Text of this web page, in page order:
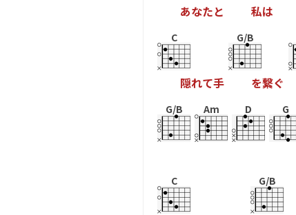
あなたと 私は
C
隠れて手
G/B
を繋ぐ
G/B Am D G
C G/B